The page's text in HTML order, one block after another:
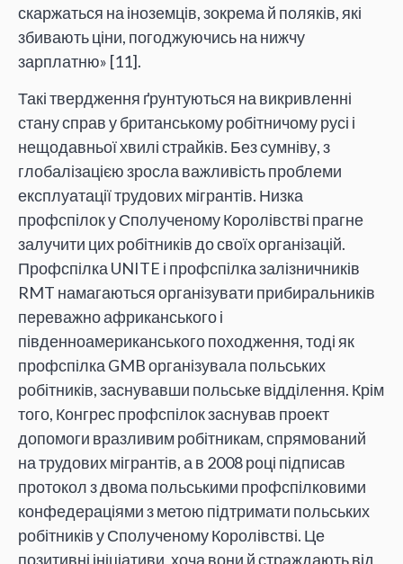
скаржаться на іноземців, зокрема й поляків, які
збивають ціни, погоджуючись на нижчу
зарплатню» [11].
Такі твердження ґрунтуються на викривленні
стану справ у британському робітничому русі і
нещодавньої хвилі страйків. Без сумніву, з
глобалізацією зросла важливість проблеми
експлуатації трудових мігрантів. Низка
профспілок у Сполученому Королівстві прагне
залучити цих робітників до своїх організацій.
Профспілка UNITE і профспілка залізничників
RMT намагаються організувати прибиральників
переважно африканського і
південноамериканського походження, тоді як
профспілка GMB організувала польських
робітників, заснувавши польське відділення. Крім
того, Конгрес профспілок заснував проект
допомоги вразливим робітникам, спрямований
на трудових мігрантів, а в 2008 році підписав
протокол з двома польськими профспілковими
конфедераціями з метою підтримати польських
робітників у Сполученому Королівстві. Це
позитивні ініціативи, хоча вони й страждають від